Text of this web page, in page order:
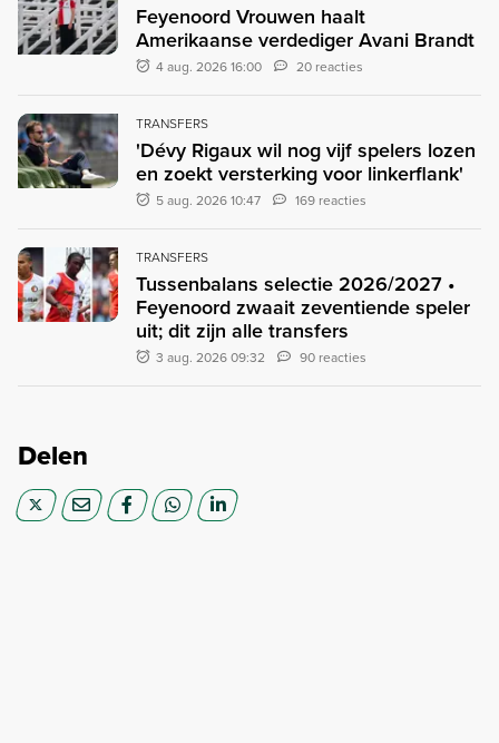
Feyenoord Vrouwen haalt
Amerikaanse verdediger Avani Brandt
4 aug. 2026 16:00 20 reacties
TRANSFERS
'Dévy Rigaux wil nog vijf spelers lozen
en zoekt versterking voor linkerflank'
5 aug. 2026 10:47 169 reacties
TRANSFERS
Tussenbalans selectie 2026/2027 •
Feyenoord zwaait zeventiende speler
uit; dit zijn alle transfers
3 aug. 2026 09:32 90 reacties
Delen